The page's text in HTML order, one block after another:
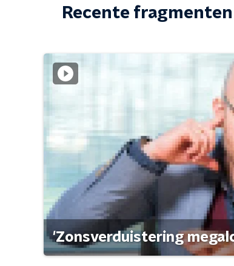
Recente fragmenten
'Zonsverduistering